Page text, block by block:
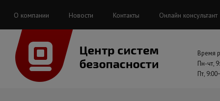
О компании Новости Контакты Онлайн консультант
Время
Пн-чт,
Пт,